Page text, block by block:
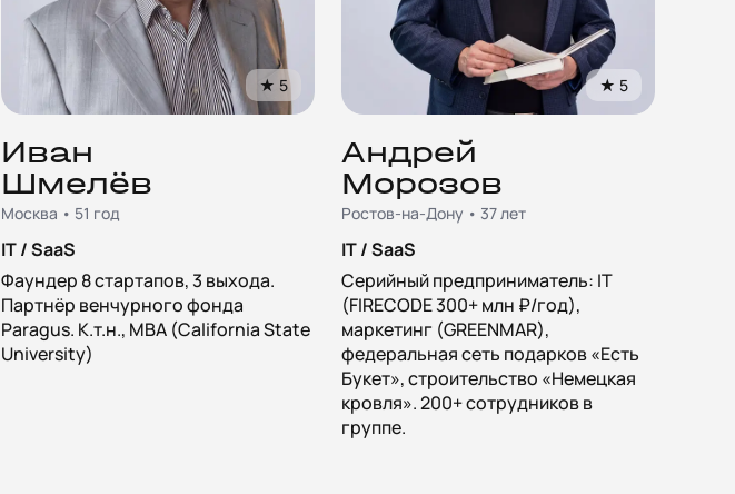
★ 5
Иван
Шмелёв
Москва • 51 год
IT / SaaS
Фаундер 8 стартапов, 3 выхода.
Партнёр венчурного фонда
Paragus. К.т.н., MBA (California State
University)
★ 5
Андрей
Морозов
Ростов-на-Дону • 37 лет
IT / SaaS
Серийный предприниматель: IT
(FIRECODE 300+ млн ₽/год),
маркетинг (GREENMAR),
федеральная сеть подарков «Есть
Букет», строительство «Немецкая
кровля». 200+ сотрудников в
группе.